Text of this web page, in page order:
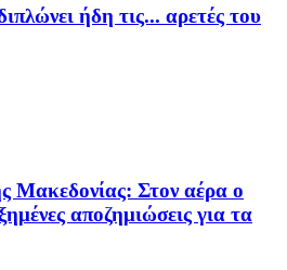
ήδη τις... αρετές του
Μακεδονίας: Στον αέρα ο
αποζημιώσεις για τα